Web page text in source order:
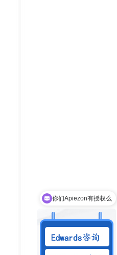
可以介绍下你们的产品么